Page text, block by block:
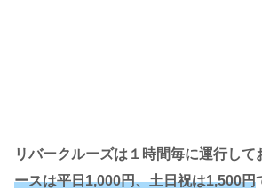
リバークルーズは１時間毎に運行して
ースは平日1,000円、土日祝は1,500円